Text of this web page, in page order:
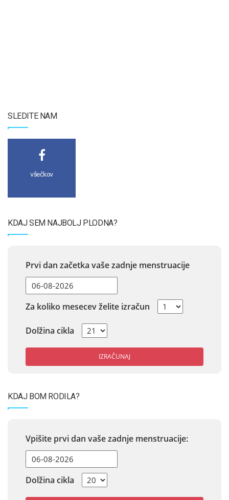
SLEDITE NAM
všečkov
KDAJ SEM NAJBOLJ PLODNA?
Prvi dan začetka vaše zadnje menstruacije
Za koliko mesecev želite izračun
Dolžina cikla
IZRAČUNAJ
KDAJ BOM RODILA?
Vpišite prvi dan vaše zadnje menstruacije:
Dolžina cikla